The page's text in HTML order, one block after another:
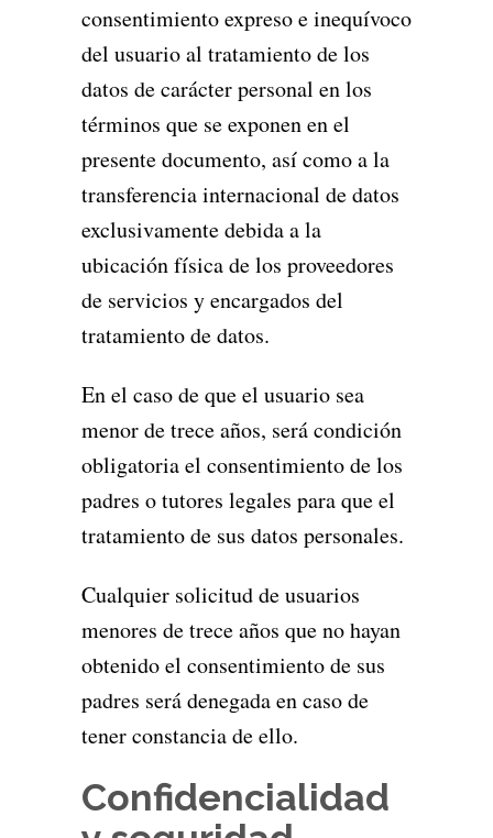
consentimiento expreso e inequívoco
del usuario al tratamiento de los
datos de carácter personal en los
términos que se exponen en el
presente documento, así como a la
transferencia internacional de datos
exclusivamente debida a la
ubicación física de los proveedores
de servicios y encargados del
tratamiento de datos.
En el caso de que el usuario sea
menor de trece años, será condición
obligatoria el consentimiento de los
padres o tutores legales para que el
tratamiento de sus datos personales.
Cualquier solicitud de usuarios
menores de trece años que no hayan
obtenido el consentimiento de sus
padres será denegada en caso de
tener constancia de ello.
Confidencialidad